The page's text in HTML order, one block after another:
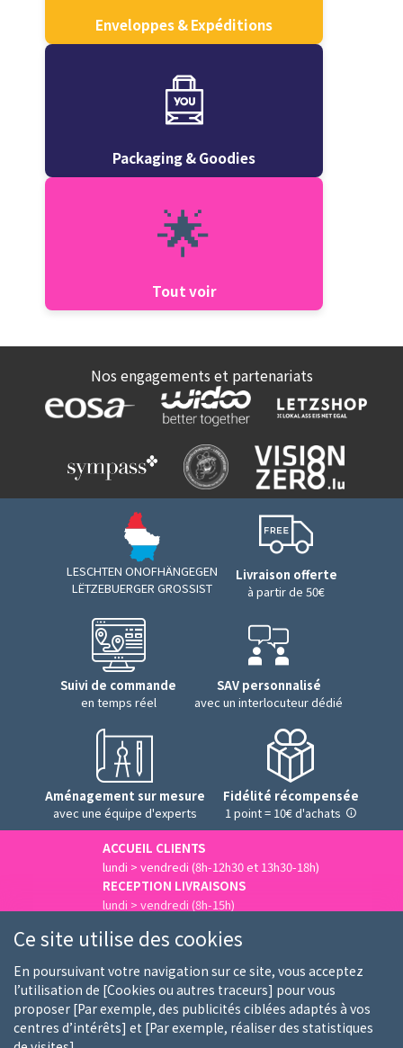
Enveloppes & Expéditions
Packaging & Goodies
🌟
Tout voir
Nos engagements et partenariats
LESCHTEN ONOFHÄNGEGEN
LËTZEBUERGER GROSSIST
Livraison offerte
à partir de 50€
Suivi de commande
en temps réel
SAV personnalisé
avec un interlocuteur dédié
Aménagement sur mesure
avec une équipe d'experts
Fidélité récompensée
1 point = 10€ d'achats
ACCUEIL CLIENTS
lundi > vendredi (8h-12h30 et 13h30-18h)
RECEPTION LIVRAISONS
lundi > vendredi (8h-15h)
Qui sommes-nous Nos clients
Nos marques
Ce site utilise des cookies
En poursuivant votre navigation sur ce site, vous acceptez
l’utilisation de [Cookies ou autres traceurs] pour vous
proposer [Par exemple, des publicités ciblées adaptés à vos
centres d’intérêts] et [Par exemple, réaliser des statistiques